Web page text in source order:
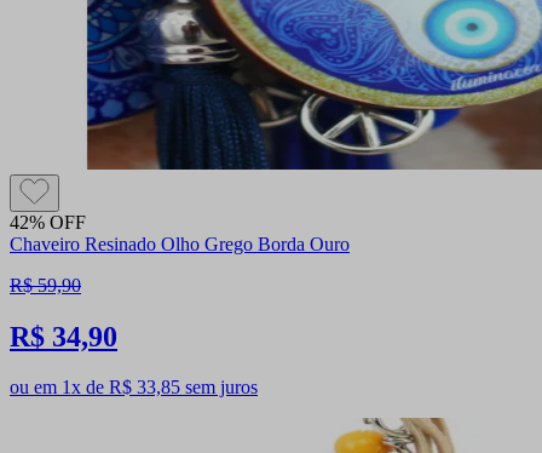
42% OFF
Chaveiro Resinado Olho Grego Borda Ouro
R$ 59,90
R$ 34,90
ou em 1x de R$ 33,85 sem juros